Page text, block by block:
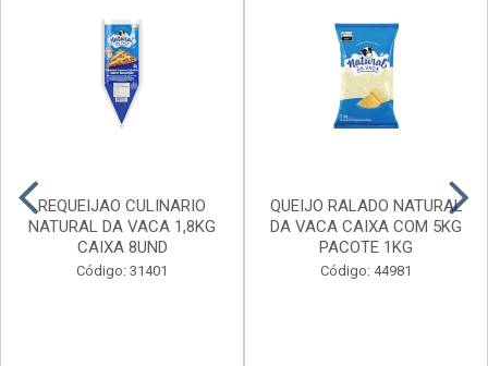
REQUEIJAO CULINARIO
NATURAL DA VACA 1,8KG
CAIXA 8UND
Código: 31401
QUEIJO RALADO NATURAL
DA VACA CAIXA COM 5KG
PACOTE 1KG
Código: 44981